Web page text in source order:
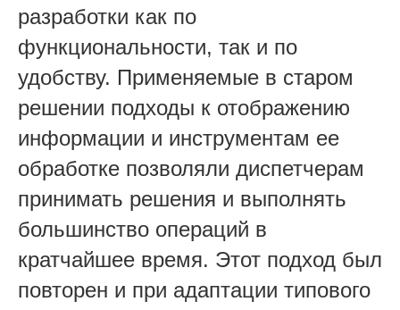
разработки как по
функциональности, так и по
удобству. Применяемые в старом
решении подходы к отображению
информации и инструментам ее
обработке позволяли диспетчерам
принимать решения и выполнять
большинство операций в
кратчайшее время. Этот подход был
повторен и при адаптации типового